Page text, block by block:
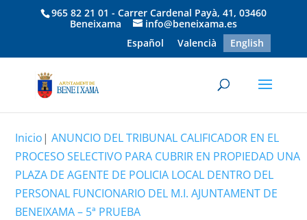
965 82 21 01 - Carrer Cardenal Payà, 41, 03460
Beneixama
info@beneixama.es
Español
Valencià English
Inicio|ANUNCIO DEL TRIBUNAL CALIFICADOR EN EL
PROCESO SELECTIVO PARA CUBRIR EN PROPIEDAD UNA
PLAZA DE AGENTE DE POLICIA LOCAL DENTRO DEL
PERSONAL FUNCIONARIO DEL M.I. AJUNTAMENT DE
BENEIXAMA – 5ª PRUEBA